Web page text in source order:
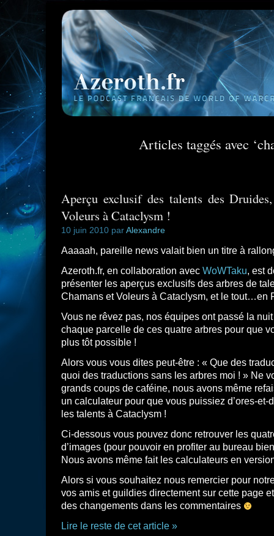
Articles taggés avec
Aperçu exclusif des talents des
Voleurs à Cataclysm !
10 juin 2010 parAlexandre
Aaaaah, pareille news valait bien un titre à
Azeroth.fr, en collaboration avec WoWTaku, est
présenter les aperçus exclusifs des arbres de
Chamans et Voleurs à Cataclysm, et le tout…en
Vous ne rêvez pas, nos équipes ont passé la
chaque parcelle de ces quatre arbres pour que
plus tôt possible !
Alors vous vous dites peut-être : « Que des
quoi des traductions sans les arbres moi ! » Ne
grands coups de caféine, nous avons même
un calculateur pour que vous puissiez d’ores-et-
les talents à Cataclysm !
Ci-dessous vous pouvez donc retrouver les
d’images (pour pouvoir en profiter au bureau
Nous avons même fait les calculateurs en
Alors si vous souhaitez nous remercier pour
vos amis et guildies directement sur cette page
des changements dans les commentaires
Lire le reste de cet article »